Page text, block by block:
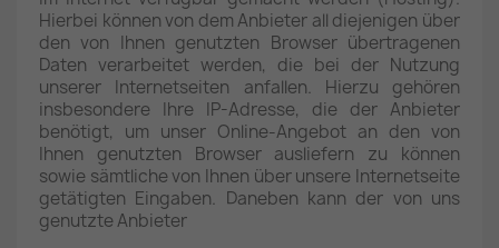
Hierbei können von dem Anbieter all diejenigen über
den von Ihnen genutzten Browser übertragenen
Daten verarbeitet werden, die bei der Nutzung
unserer Internetseiten anfallen. Hierzu gehören
insbesondere Ihre IP-Adresse, die der Anbieter
benötigt, um unser Online-Angebot an den von
Ihnen genutzten Browser ausliefern zu können
sowie sämtliche von Ihnen über unsere Internetseite
getätigten Eingaben. Daneben kann der von uns
genutzte Anbieter